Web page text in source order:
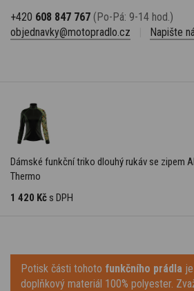
+420 608 847 767 (Po-Pá: 9-14 hod.)
objednavky@motopradlo.cz
Napište
Dámské funkční triko dlouhý rukáv se zipem
Thermo
1 420 Kč s DPH
Potisk části tohoto funkčního prádla
doplňkový materiál 100% polyester.